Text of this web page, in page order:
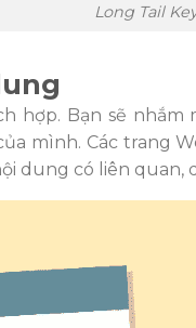
Long Tail
hợp. Bạn sẽ
mình. Các trang
dung có liên quan,